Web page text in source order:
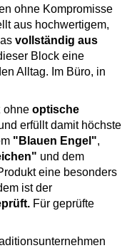
ohne Kompromisse
aus hochwertigem,
vollständig aus
Block eine
Alltag. Im Büro, in
ohne optische
erfüllt damit höchste
"Blauen Engel",
und dem
eine besonders
ist der
Für geprüfte